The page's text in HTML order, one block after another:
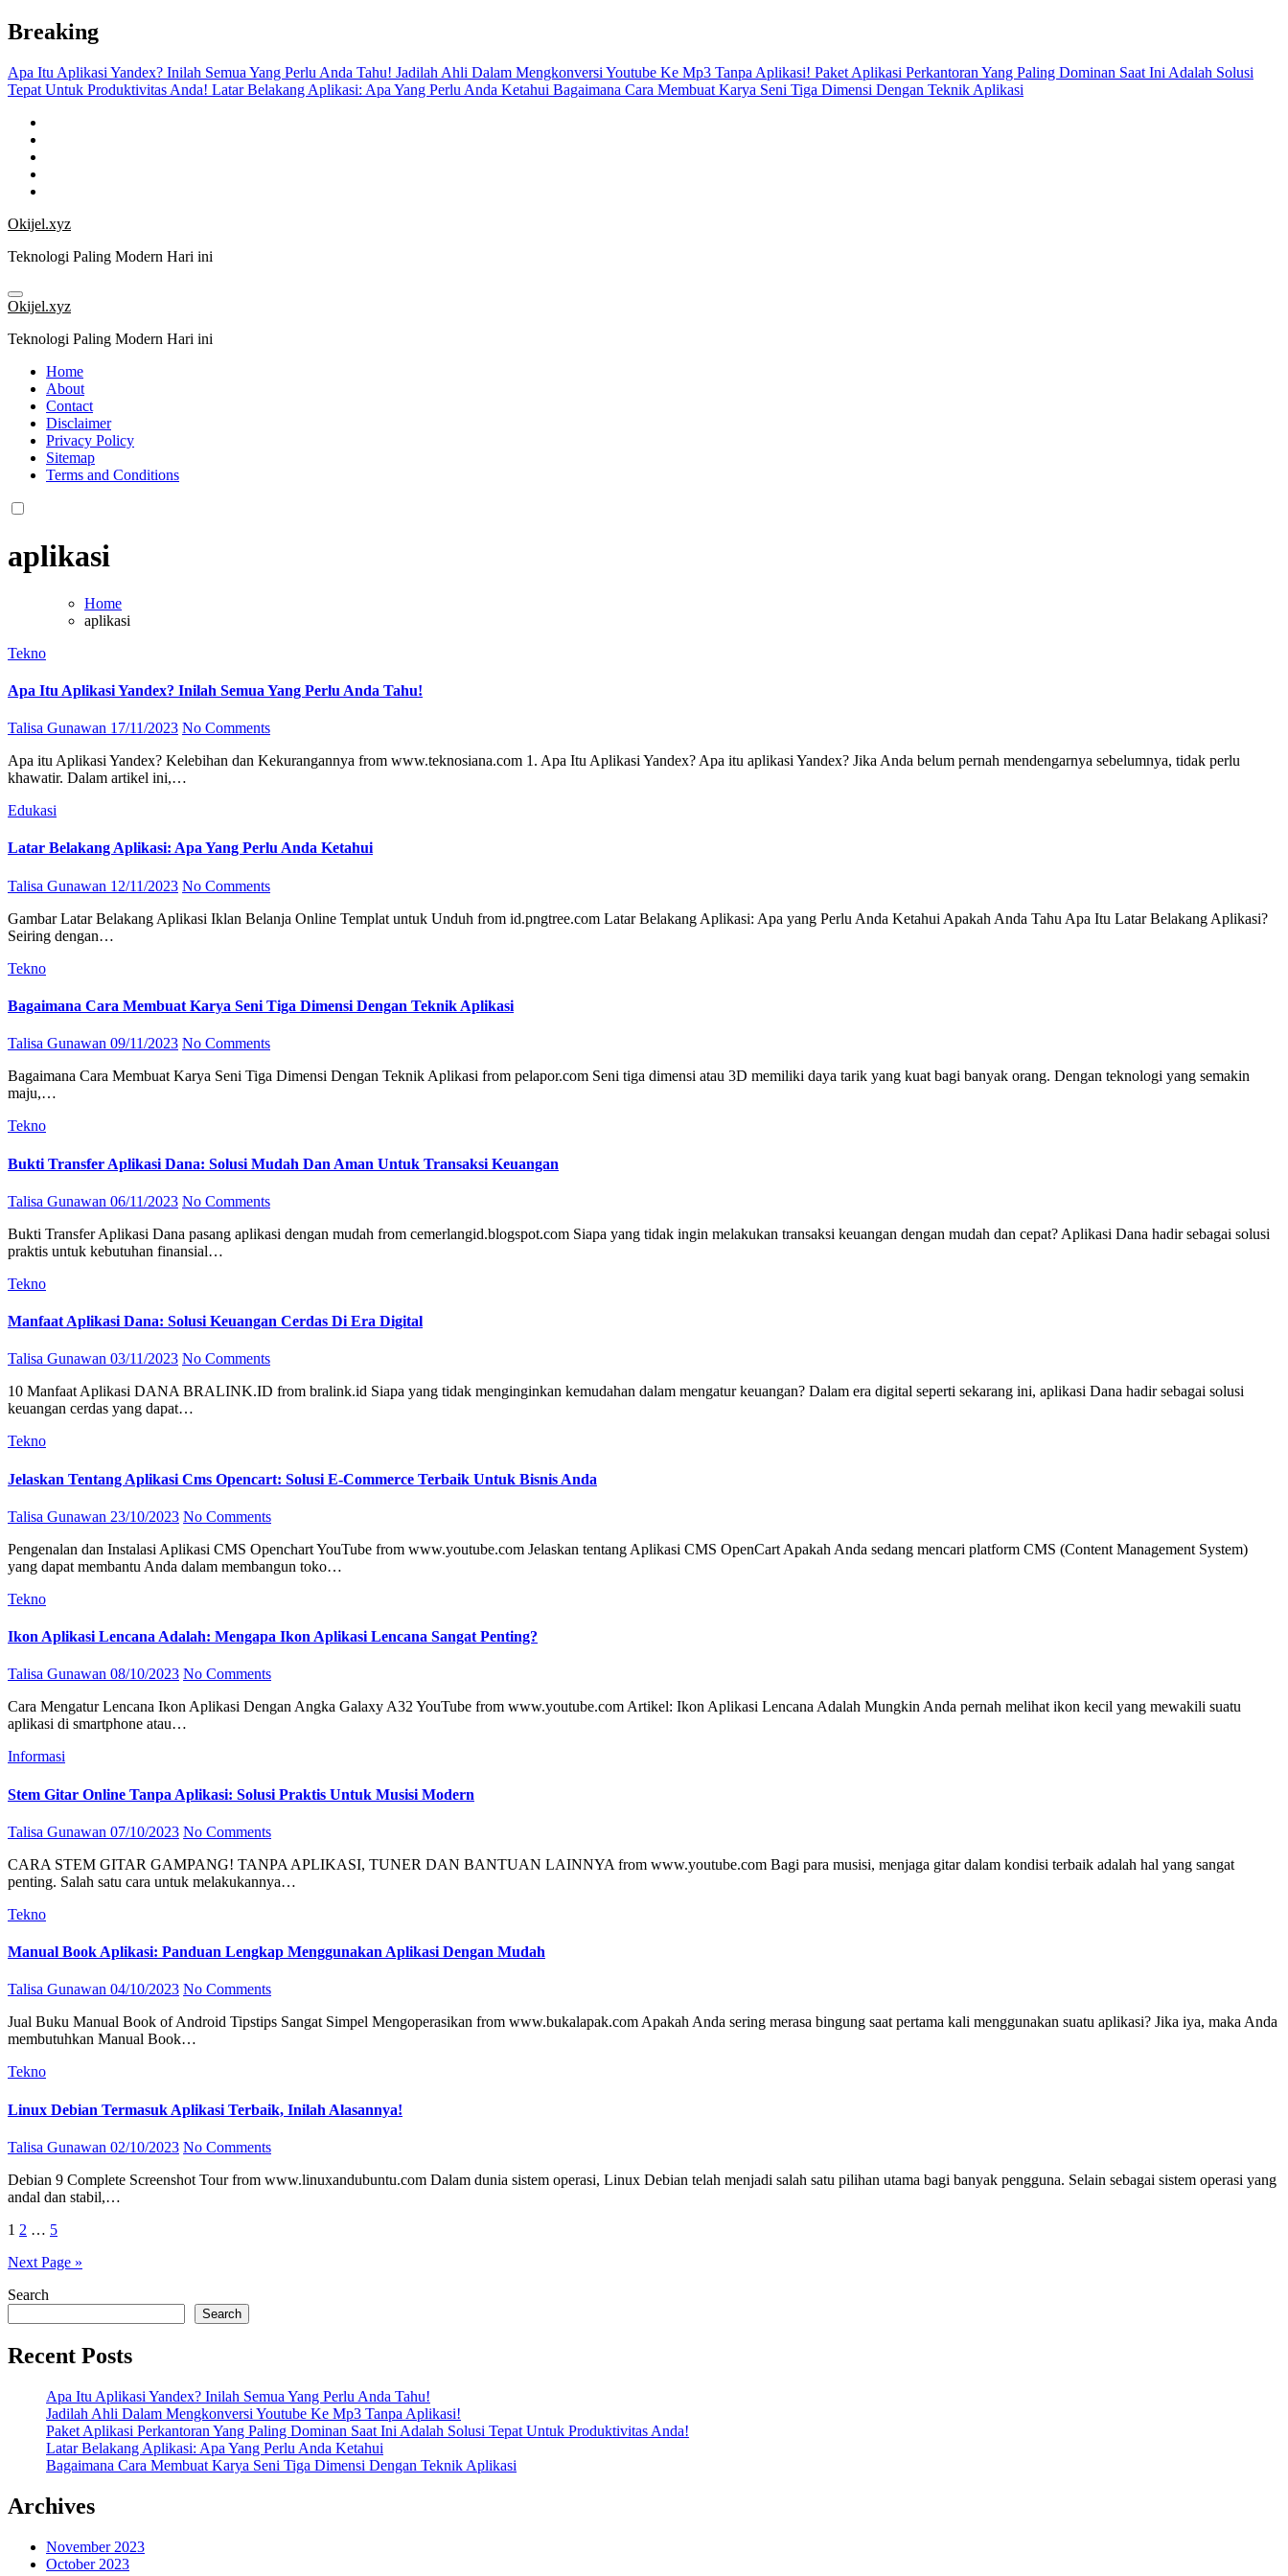
Skip
to
Breaking
Apa Itu Aplikasi Yandex? Inilah Semua Yang Perlu Anda Tahu! Jadilah Ahli Dalam Mengkonversi Youtube Ke Mp3 Tanpa Aplikasi! Paket Aplikasi Perkantoran Yang Paling Dominan Saat Ini Adalah Solusi
Tepat Untuk Produktivitas Anda! Latar Belakang Aplikasi: Apa Yang Perlu Anda Ketahui Bagaimana Cara Membuat Karya Seni Tiga Dimensi Dengan Teknik Aplikasi
Okijel.xyz
Teknologi Paling Modern Hari ini
Okijel.xyz
Teknologi Paling Modern Hari ini
Home
About
Contact
Disclaimer
Privacy Policy
Sitemap
Terms and Conditions
aplikasi
Home
aplikasi
Tekno
Apa Itu Aplikasi Yandex? Inilah Semua Yang Perlu Anda Tahu!
Talisa Gunawan 17/11/2023 No Comments
Apa itu Aplikasi Yandex? Kelebihan dan Kekurangannya from www.teknosiana.com 1. Apa Itu Aplikasi Yandex? Apa itu aplikasi Yandex? Jika Anda belum pernah mendengarnya sebelumnya, tidak perlu
khawatir. Dalam artikel ini,…
Edukasi
Latar Belakang Aplikasi: Apa Yang Perlu Anda Ketahui
Talisa Gunawan 12/11/2023 No Comments
Gambar Latar Belakang Aplikasi Iklan Belanja Online Templat untuk Unduh from id.pngtree.com Latar Belakang Aplikasi: Apa yang Perlu Anda Ketahui Apakah Anda Tahu Apa Itu Latar Belakang Aplikasi?
Seiring dengan…
Tekno
Bagaimana Cara Membuat Karya Seni Tiga Dimensi Dengan Teknik Aplikasi
Talisa Gunawan 09/11/2023 No Comments
Bagaimana Cara Membuat Karya Seni Tiga Dimensi Dengan Teknik Aplikasi from pelapor.com Seni tiga dimensi atau 3D memiliki daya tarik yang kuat bagi banyak orang. Dengan teknologi yang semakin
maju,…
Tekno
Bukti Transfer Aplikasi Dana: Solusi Mudah Dan Aman Untuk Transaksi Keuangan
Talisa Gunawan 06/11/2023 No Comments
Bukti Transfer Aplikasi Dana pasang aplikasi dengan mudah from cemerlangid.blogspot.com Siapa yang tidak ingin melakukan transaksi keuangan dengan mudah dan cepat? Aplikasi Dana hadir sebagai solusi
praktis untuk kebutuhan finansial…
Tekno
Manfaat Aplikasi Dana: Solusi Keuangan Cerdas Di Era Digital
Talisa Gunawan 03/11/2023 No Comments
10 Manfaat Aplikasi DANA BRALINK.ID from bralink.id Siapa yang tidak menginginkan kemudahan dalam mengatur keuangan? Dalam era digital seperti sekarang ini, aplikasi Dana hadir sebagai solusi
keuangan cerdas yang dapat…
Tekno
Jelaskan Tentang Aplikasi Cms Opencart: Solusi E-Commerce Terbaik Untuk Bisnis Anda
Talisa Gunawan 23/10/2023 No Comments
Pengenalan dan Instalasi Aplikasi CMS Openchart YouTube from www.youtube.com Jelaskan tentang Aplikasi CMS OpenCart Apakah Anda sedang mencari platform CMS (Content Management System)
yang dapat membantu Anda dalam membangun toko…
Tekno
Ikon Aplikasi Lencana Adalah: Mengapa Ikon Aplikasi Lencana Sangat Penting?
Talisa Gunawan 08/10/2023 No Comments
Cara Mengatur Lencana Ikon Aplikasi Dengan Angka Galaxy A32 YouTube from www.youtube.com Artikel: Ikon Aplikasi Lencana Adalah Mungkin Anda pernah melihat ikon kecil yang mewakili suatu
aplikasi di smartphone atau…
Informasi
Stem Gitar Online Tanpa Aplikasi: Solusi Praktis Untuk Musisi Modern
Talisa Gunawan 07/10/2023 No Comments
CARA STEM GITAR GAMPANG! TANPA APLIKASI, TUNER DAN BANTUAN LAINNYA from www.youtube.com Bagi para musisi, menjaga gitar dalam kondisi terbaik adalah hal yang sangat
penting. Salah satu cara untuk melakukannya…
Tekno
Manual Book Aplikasi: Panduan Lengkap Menggunakan Aplikasi Dengan Mudah
Talisa Gunawan 04/10/2023 No Comments
Jual Buku Manual Book of Android Tipstips Sangat Simpel Mengoperasikan from www.bukalapak.com Apakah Anda sering merasa bingung saat pertama kali menggunakan suatu aplikasi? Jika iya, maka Anda
membutuhkan Manual Book…
Tekno
Linux Debian Termasuk Aplikasi Terbaik, Inilah Alasannya!
Talisa Gunawan 02/10/2023 No Comments
Debian 9 Complete Screenshot Tour from www.linuxandubuntu.com Dalam dunia sistem operasi, Linux Debian telah menjadi salah satu pilihan utama bagi banyak pengguna. Selain sebagai sistem operasi yang
andal dan stabil,…
Posts
pagination
1 2 … 5
Next Page »
Search
Search
Recent Posts
Apa Itu Aplikasi Yandex? Inilah Semua Yang Perlu Anda Tahu!
Jadilah Ahli Dalam Mengkonversi Youtube Ke Mp3 Tanpa Aplikasi!
Paket Aplikasi Perkantoran Yang Paling Dominan Saat Ini Adalah Solusi Tepat Untuk Produktivitas Anda!
Latar Belakang Aplikasi: Apa Yang Perlu Anda Ketahui
Bagaimana Cara Membuat Karya Seni Tiga Dimensi Dengan Teknik Aplikasi
Archives
November 2023
October 2023